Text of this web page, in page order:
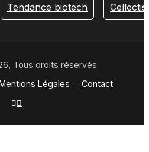
Tendance biotech Cellectis
Tous droits réservés
Légales Contact